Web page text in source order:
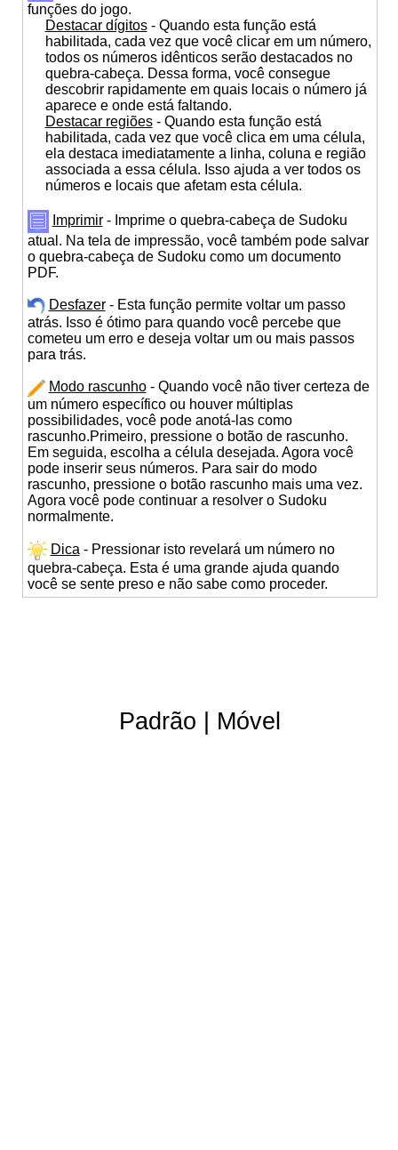
funções do jogo.
Destacar dígitos- Quando esta função está
habilitada, cada vez que você clicar em um número,
todos os números idênticos serão destacados no
quebra-cabeça. Dessa forma, você consegue
descobrir rapidamente em quais locais o número já
aparece e onde está faltando.
Destacar regiões- Quando esta função está
habilitada, cada vez que você clica em uma célula,
ela destaca imediatamente a linha, coluna e região
associada a essa célula. Isso ajuda a ver todos os
números e locais que afetam esta célula.
Imprimir- Imprime o quebra-cabeça de Sudoku
atual. Na tela de impressão, você também pode salvar
o quebra-cabeça de Sudoku como um documento
PDF.
Desfazer- Esta função permite voltar um passo
atrás. Isso é ótimo para quando você percebe que
cometeu um erro e deseja voltar um ou mais passos
para trás.
Modo rascunho- Quando você não tiver certeza de
um número específico ou houver múltiplas
possibilidades, você pode anotá-las como
rascunho.Primeiro, pressione o botão de rascunho.
Em seguida, escolha a célula desejada. Agora você
pode inserir seus números. Para sair do modo
rascunho, pressione o botão rascunho mais uma vez.
Agora você pode continuar a resolver o Sudoku
normalmente.
Dica - Pressionar isto revelará um número no
quebra-cabeça. Esta é uma grande ajuda quando
você se sente preso e não sabe como proceder.
Padrão Móvel